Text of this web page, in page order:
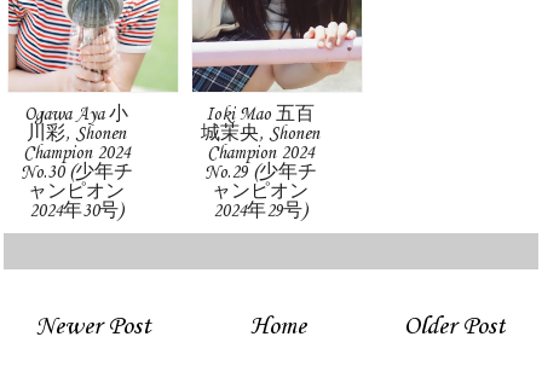
Ogawa Aya 小
川彩, Shonen
Champion 2024
No.30 (少年チ
ャンピオン
2024年30号)
Ioki Mao 五百
城茉央, Shonen
Champion 2024
No.29 (少年チ
ャンピオン
2024年29号)
Newer Post Older Post
Home